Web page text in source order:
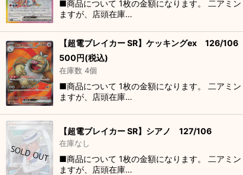
■商品について 1枚の金額になります。 二アミ
ますが、店頭在庫…
【超電ブレイカー SR】ケッキングex 126/106
500円(税込)
在庫数 4個
■商品について 1枚の金額になります。 二アミ
ますが、店頭在庫…
【超電ブレイカー SR】シアノ 127/106
在庫なし
■商品について 1枚の金額になります。 二アミ
ますが、店頭在庫…